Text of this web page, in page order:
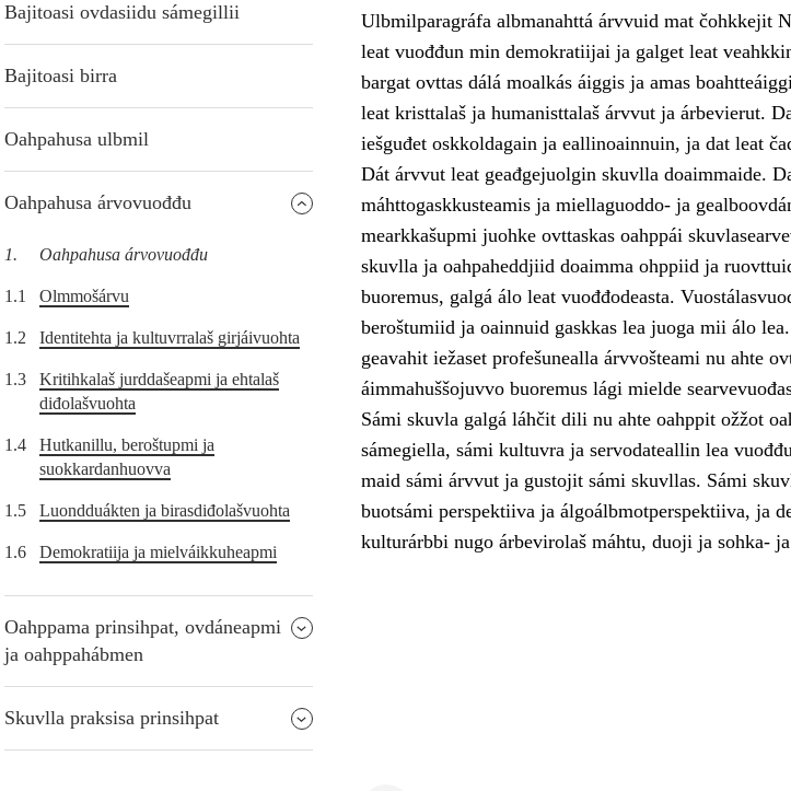
Bajitoasi ovdasiidu sámegillii
Bajitoasi birra
Oahpahusa ulbmil
Oahpahusa árvovuođđu
1. Oahpahusa árvovuođđu
1.1 Olmmošárvu
1.2 Identitehta ja kultuvrralaš girjáivuohta
1.3
Kritihkalaš jurddašeapmi ja ehtalaš
diđolašvuohta
1.4
Hutkanillu, beroštupmi ja
suokkardanhuovva
1.5 Luondduákten ja birasdiđolašvuohta
1.6 Demokratiija ja mielváikkuheapmi
Oahppama prinsihpat, ovdáneapmi
ja oahppahábmen
Skuvlla praksisa prinsihpat
Ulbmilparagráfa albmanahttá árvvuid mat čohkkejit
leat vuođđun min demokratiijai ja galget leat
bargat ovttas dálá moalkás áiggis ja amas
leat kristtalaš ja humanisttalaš árvvut ja árbevierut.
iešguđet oskkoldagain ja eallinoainnuin, ja dat leat
Dát árvvut leat geađgejuolgin skuvlla doaimmaide.
máhttogaskkusteamis ja miellaguoddo- ja
mearkkašupmi juohke ovttaskas oahppái
skuvlla ja oahpaheddjiid doaimma ohppiid ja
buoremus, galgá álo leat vuođđodeasta.
beroštumiid ja oainnuid gaskkas lea juoga mii álo
geavahit iežaset profešunealla árvvošteami nu ahte
áimmahuššojuvvo buoremus lági mielde
Sámi skuvla galgá láhčit dili nu ahte oahppit ožžot
sámegiella, sámi kultuvra ja servodateallin lea
maid sámi árvvut ja gustojit sámi skuvllas. Sámi
buotsámi perspektiiva ja álgoálbmotperspektiiva, ja
kulturárbbi nugo árbevirolaš máhtu, duoji ja sohka- ja